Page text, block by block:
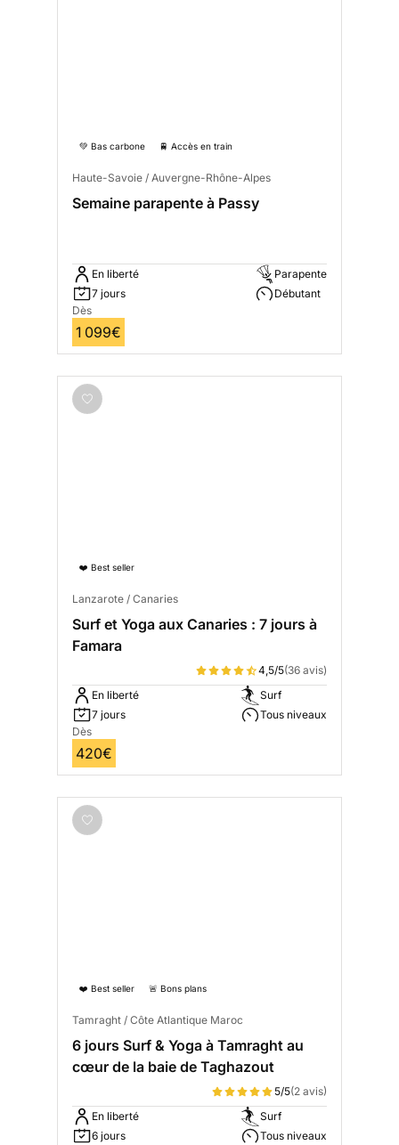
💚 Bas carbone 🚆 Accès en train
Haute-Savoie / Auvergne-Rhône-Alpes
Semaine parapente à Passy
En liberté
7 jours
Parapente
Débutant
Dès
1 099€
❤️ Best seller
Lanzarote / Canaries
Surf et Yoga aux Canaries : 7 jours à
Famara
4,5/5(36 avis)
En liberté
7 jours
Surf
Tous niveaux
Dès
420€
❤️ Best seller 🚨 Bons plans
Tamraght / Côte Atlantique Maroc
6 jours Surf & Yoga à Tamraght au
cœur de la baie de Taghazout
5/5(2 avis)
En liberté
6 jours
Surf
Tous niveaux